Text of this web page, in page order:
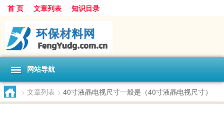
首 页 文章列表 知识目录
网站导航
> 文章列表 > 40寸液晶电视尺寸一般是（40寸液晶电视尺寸）